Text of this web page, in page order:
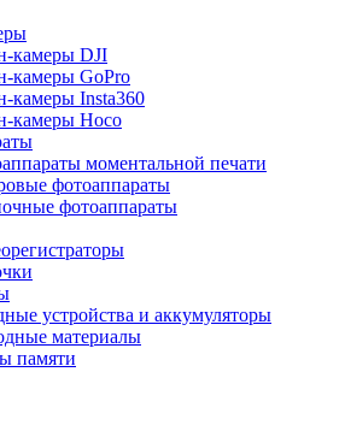
камеры DJI
камеры GoPro
камеры Insta360
камеры Hoco
моментальной печати
фотоаппараты
фотоаппараты
устройства и аккумуляторы
материалы
памяти